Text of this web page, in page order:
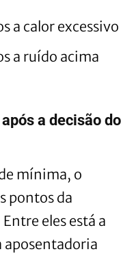
a calor excessivo
a ruído acima
a decisão do
mínima, o
pontos da
eles está a
aposentadoria